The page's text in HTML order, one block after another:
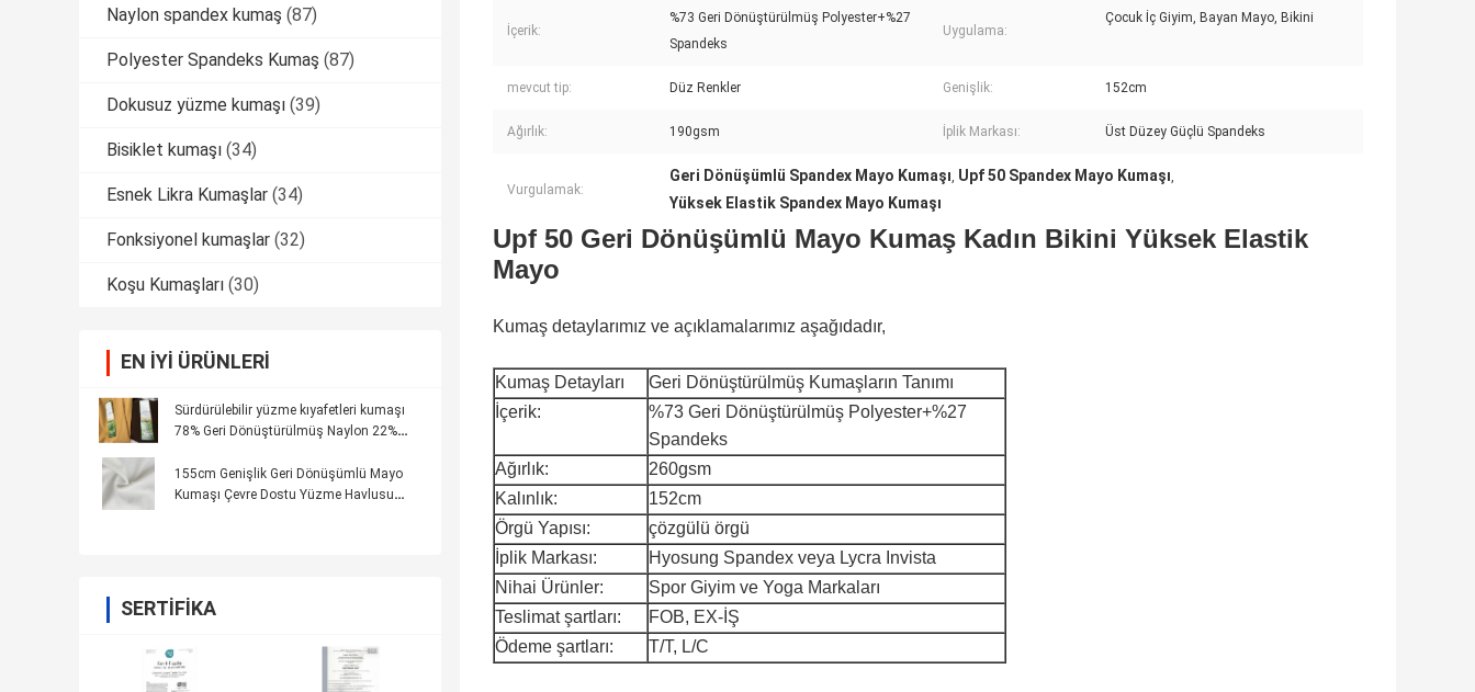
Naylon spandex kumaş (87)
Polyester Spandeks Kumaş (87)
Dokusuz yüzme kumaşı (39)
Bisiklet kumaşı (34)
Esnek Likra Kumaşlar (34)
Fonksiyonel kumaşlar (32)
Koşu Kumaşları (30)
EN IYI ÜRÜNLERI
Sürdürülebilir yüzme kıyafetleri kumaşı
78% Geri Dönüştürülmüş Naylon 22%
Spandex
155cm Genişlik Geri Dönüşümlü Mayo
Kumaşı Çevre Dostu Yüzme Havlusu
SERTIFIKA
İçerik:
%73 Geri Dönüştürülmüş Polyester+%27
Spandeks
Uygulama:
Çocuk İç Giyim, Bayan Mayo, Bikini
mevcut tip: Düz Renkler Genişlik: 152cm
Ağırlık: 190gsm İplik Markası: Üst Düzey Güçlü Spandeks
Vurgulamak:
Geri Dönüşümlü Spandex Mayo Kumaşı, Upf 50 Spandex Mayo Kumaşı,
Yüksek Elastik Spandex Mayo Kumaşı
Upf 50 Geri Dönüşümlü Mayo Kumaş Kadın Bikini Yüksek Elastik
Mayo
Kumaş detaylarımız ve açıklamalarımız aşağıdadır,
Kumaş Detayları
Geri Dönüştürülmüş Kumaşların Tanımı
İçerik:
%73 Geri Dönüştürülmüş Polyester+%27
Spandeks
Ağırlık:
260gsm
Kalınlık:
152cm
Örgü Yapısı:
çözgülü örgü
İplik Markası:
Hyosung Spandex veya Lycra Invista
Nihai Ürünler:
Spor Giyim ve Yoga Markaları
Teslimat şartları:
FOB, EX-İŞ
Ödeme şartları:
T/T, L/C